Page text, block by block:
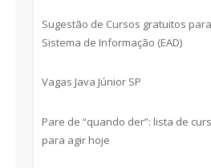
Sugestão de Cursos gratuitos
Sistema de Informação (EAD)
Vagas Java Júnior SP
Pare de “quando der”: lista de
para agir hoje